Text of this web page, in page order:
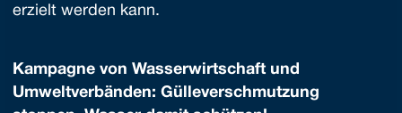
erzielt werden kann.
Kampagne von Wasserwirtschaft und
Umweltverbänden: Gülleverschmutzung